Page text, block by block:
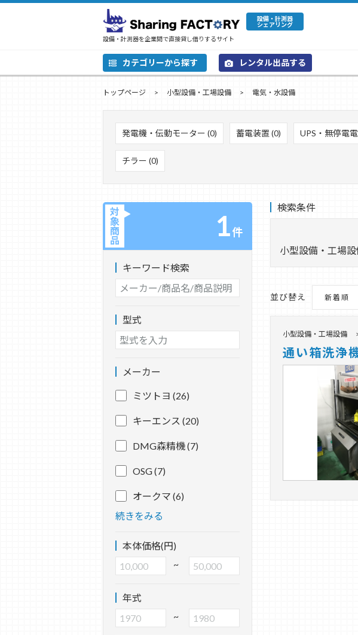
設備・計測器
シェアリング
設備・計測器を企業間で直接貸し借りするサイト
カテゴリーから探す レンタル出品する
トップページ 小型設備・工場設備 電気・水設備
発電機・伝動モーター (0) 蓄電装置 (0) UPS・無停電
チラー (0)
対
象
商
品
1件
キーワード検索
型式
メーカー
ミツトヨ (26)
キーエンス (20)
DMG森精機 (7)
OSG (7)
オークマ (6)
続きをみる
本体価格(円)
~
年式
~
検索条件
小型設備・工場
並び替え
小型設備・工場設備
通い箱洗浄